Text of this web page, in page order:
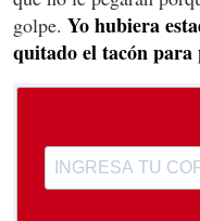
golpe. Yo hubiera
quitado el tacón para